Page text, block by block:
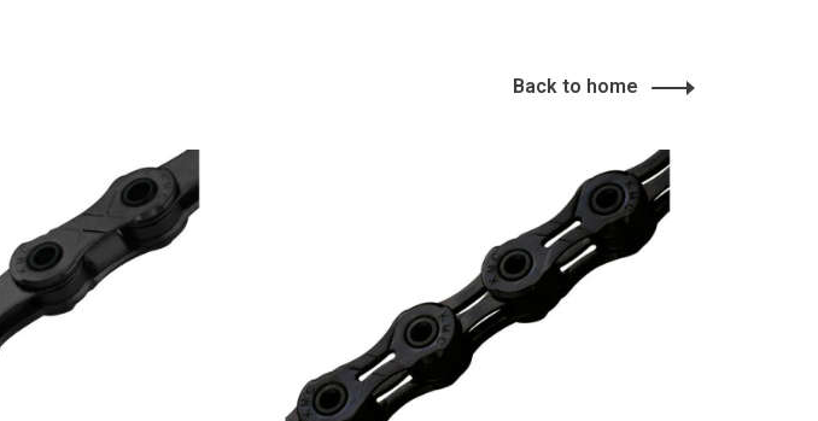
Back to home